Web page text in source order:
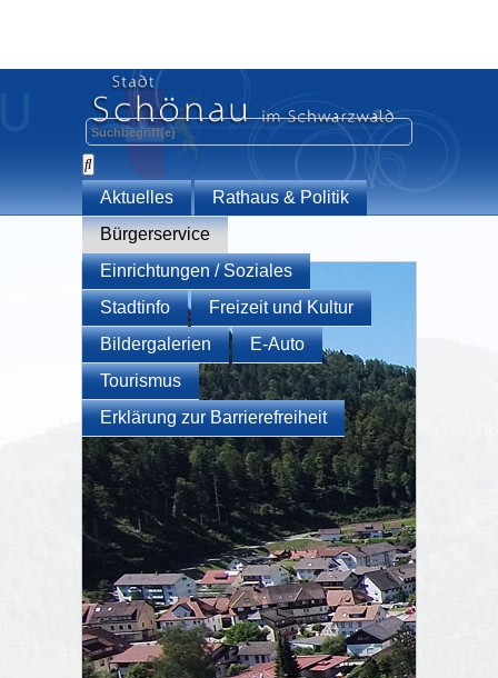
Aktuelles
Rathaus & Politik
Bürgerservice
Einrichtungen / Soziales
Stadtinfo
Freizeit und Kultur
Bildergalerien
E-Auto
Tourismus
Erklärung zur Barrierefreiheit